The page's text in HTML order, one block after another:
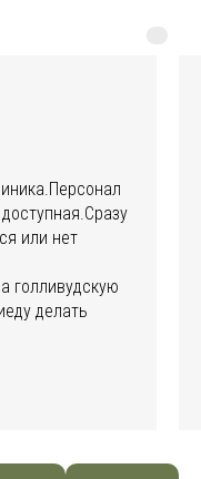
или нет
голливудскую
делать